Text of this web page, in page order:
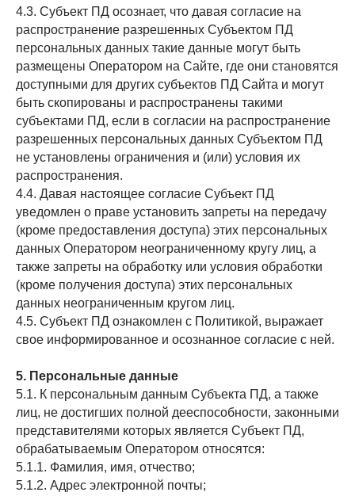
4.3. Субъект ПД осознает, что давая согласие на
распространение разрешенных Субъектом ПД
персональных данных такие данные могут быть
размещены Оператором на Сайте, где они становятся
доступными для других субъектов ПД Сайта и могут
быть скопированы и распространены такими
субъектами ПД, если в согласии на распространение
разрешенных персональных данных Субъектом ПД
не установлены ограничения и (или) условия их
распространения.
4.4. Давая настоящее согласие Субъект ПД
уведомлен о праве установить запреты на передачу
(кроме предоставления доступа) этих персональных
данных Оператором неограниченному кругу лиц, а
также запреты на обработку или условия обработки
(кроме получения доступа) этих персональных
данных неограниченным кругом лиц.
4.5. Субъект ПД ознакомлен с Политикой, выражает
свое информированное и осознанное согласие с ней.
5. Персональные данные
5.1. К персональным данным Субъекта ПД, а также
лиц, не достигших полной дееспособности, законными
представителями которых является Субъект ПД,
обрабатываемым Оператором относятся:
5.1.1. Фамилия, имя, отчество;
5.1.2. Адрес электронной почты;